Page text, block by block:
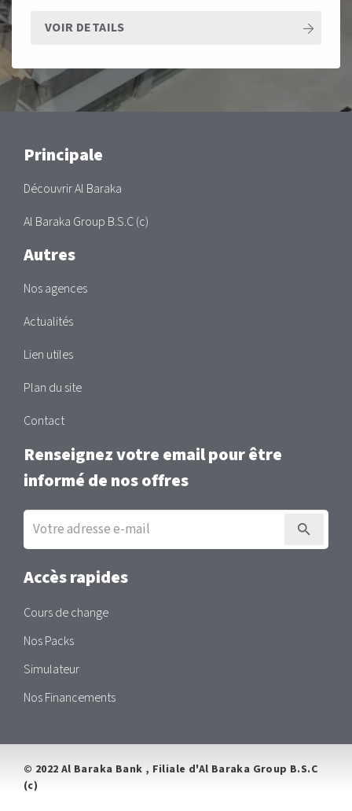
VOIR DETAILS
Main
Principale
Découvrir Al Baraka
Al Baraka Group B.S.C (c)
Autres
Nos agences
Actualités
Lien utiles
Plan du site
Contact
Renseignez votre email pour être
informé de nos offres
Inscription
la
newsletter
Accès rapides
Cours de change
Nos Packs
Simulateur
Nos Financements
© 2022 Al Baraka Bank , Filiale d'Al Baraka Group B.S.C
(c)